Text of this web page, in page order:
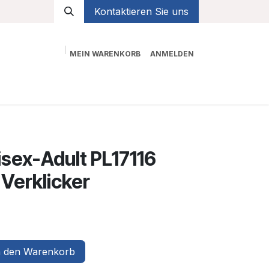
Kontaktieren Sie uns
MEIN WARENKORB ANMELDEN
Adult PL17116
den Warenkorb